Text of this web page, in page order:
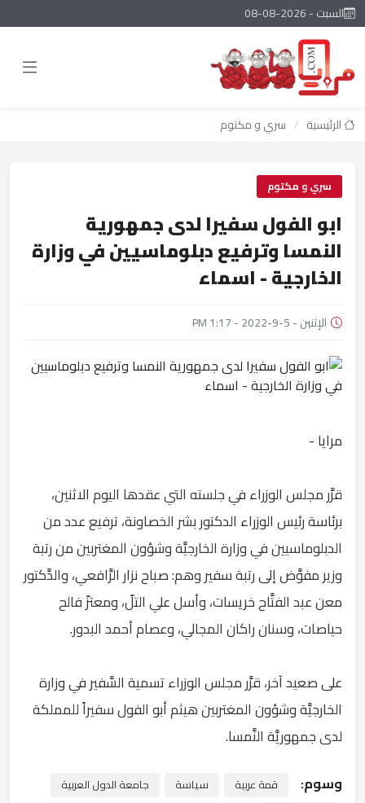
السبت - 2026-08-08
الرئيسية / سري و مكتوم
سري و مكتوم
ابو الفول سفيرا لدى جمهورية
النمسا وترفيع دبلوماسيين في وزارة
الخارجية - اسماء
الإثنين - 5-9-2022 - 1:17 PM
مرايا -
قرَّر مجلس الوزراء في جلسته التي عقدها اليوم الاثنين،
برئاسة رئيس الوزراء الدكتور بشر الخصاونة، ترفيع عدد من
الدبلوماسيين في وزارة الخارجيَّة وشؤون المغتربين من رتبة
وزير مفوَّض إلى رتبة سفير وهم: صباح نزار الرَّافعي، والدَّكتور
معن عبد الفتَّاح خريسات، وأسل علي التلّ، ومعتزّ فالح
حياصات، وسنان راكان المجالي، وعصام أحمد البدور.
على صعيد آخر، قرَّر مجلس الوزراء تسمية السَّفير في وزارة
الخارجيَّة وشؤون المغتربين هيثم أبو الفول سفيراً للمملكة
لدى جمهوريَّة النَّمسا.
وسوم: قمة عربية سياسة
جامعة الدول العربية